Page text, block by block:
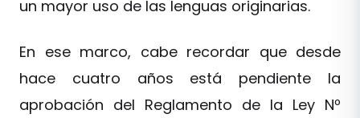
un mayor uso de las lenguas originarias.
En ese marco, cabe recordar que desde
hace cuatro años está pendiente la
aprobación del Reglamento de la Ley Nº